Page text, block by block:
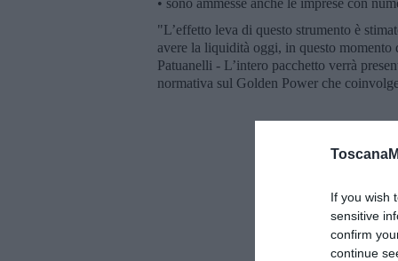
If you wish
sensitive
confirm
continue
"L’effetto leva di questo strumento è
avere la liquidità oggi, in questo
Patuanelli - L’intero pacchetto verrà
normativa sul Golden Power che